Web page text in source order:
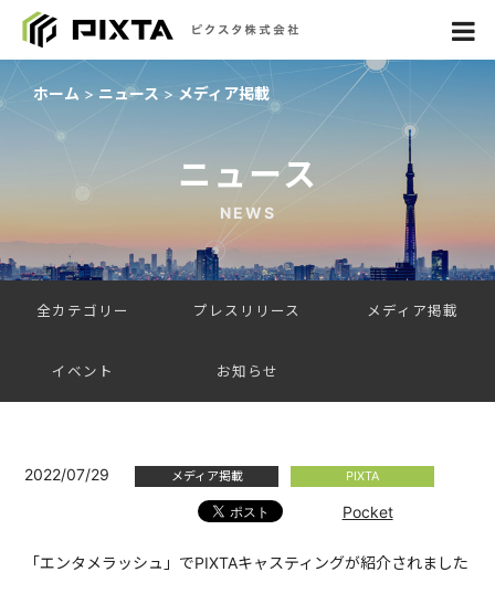
ホーム ニュース メディア掲載
ニュース
NEWS
全カテゴリー プレスリリース メディア掲載
イベント お知らせ
2022/07/29 メディア掲載 PIXTA
Pocket
「エンタメラッシュ」でPIXTAキャスティングが紹介されました